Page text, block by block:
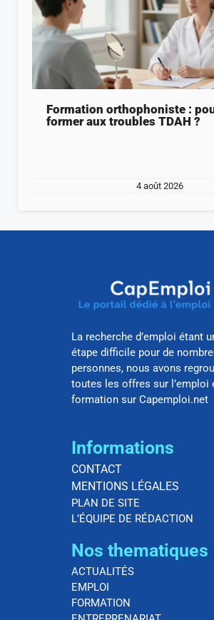
Formation orthophoniste :
former aux troubles TDAH ?
4 août 2026
La recherche d’emploi étant
étape difficile pour de
personnes, nous avons
toutes les offres sur l’emploi
formation sur Capemploi.net
Informations
CONTACT
MENTIONS LÉGALES
PLAN DE SITE
L’ÉQUIPE DE RÉDACTION
Nos thematiques
ACTUALITÉS
EMPLOI
FORMATION